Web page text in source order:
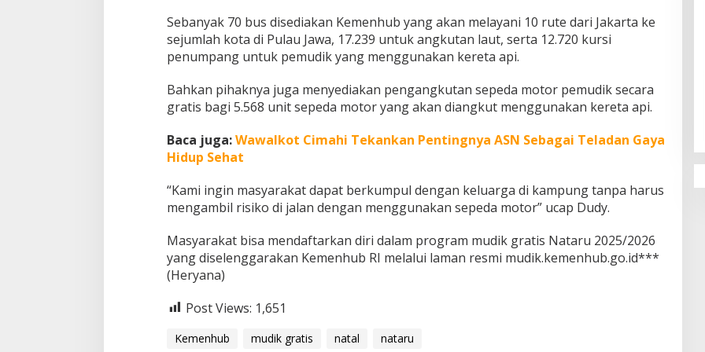
Sebanyak 70 bus disediakan Kemenhub yang akan melayani 10 rute dari Jakarta ke
sejumlah kota di Pulau Jawa, 17.239 untuk angkutan laut, serta 12.720 kursi
penumpang untuk pemudik yang menggunakan kereta api.
Bahkan pihaknya juga menyediakan pengangkutan sepeda motor pemudik secara
gratis bagi 5.568 unit sepeda motor yang akan diangkut menggunakan kereta api.
Baca juga:Wawalkot Cimahi Tekankan Pentingnya ASN Sebagai Teladan Gaya
Hidup Sehat
“Kami ingin masyarakat dapat berkumpul dengan keluarga di kampung tanpa harus
mengambil risiko di jalan dengan menggunakan sepeda motor” ucap Dudy.
Masyarakat bisa mendaftarkan diri dalam program mudik gratis Nataru 2025/2026
yang diselenggarakan Kemenhub RI melalui laman resmi mudik.kemenhub.go.id***
(Heryana)
Post Views: 1,651
Kemenhub mudik gratis natal nataru
Penguatan Pendidikan Agama dan
Karakter Sekolah Nur Al Rahman
Bikin Sekolah di Malaysia Tertarik
Mempelajarinya